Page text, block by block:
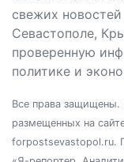
свежих
Севастополе,
проверенную
политике и
Все права защищены.
размещенных на
forpostsevastopol.ru.